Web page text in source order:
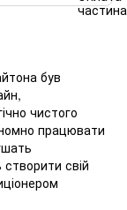
був
чистого
працювати
свій